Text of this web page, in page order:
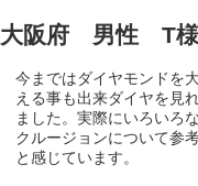
大阪府 男性 T様
今まではダイヤモンドを
える事も出来ダイヤを見
ました。実際にいろいろ
クルージョンについて参
と感じています。